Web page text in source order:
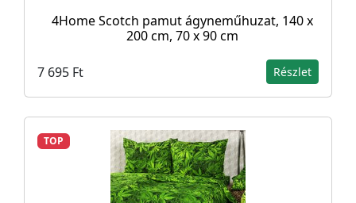
4Home Scotch pamut ágyneműhuzat, 140 x
200 cm, 70 x 90 cm
7 695 Ft Részlet
TOP